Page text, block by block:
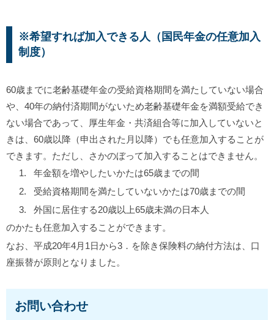
※希望すれば加入できる人（国民年金の任意加入
制度）
60歳までに老齢基礎年金の受給資格期間を満たしていない場合
や、40年の納付済期間がないため老齢基礎年金を満額受給でき
ない場合であって、厚生年金・共済組合等に加入していないと
きは、60歳以降（申出された月以降）でも任意加入することが
できます。ただし、さかのぼって加入することはできません。
年金額を増やしたいかたは65歳までの間
受給資格期間を満たしていないかたは70歳までの間
外国に居住する20歳以上65歳未満の日本人
のかたも任意加入することができます。
なお、平成20年4月1日から3．を除き保険料の納付方法は、口
座振替が原則となりました。
お問い合わせ